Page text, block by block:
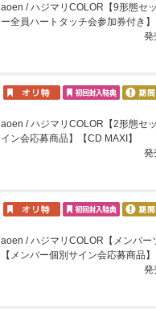
aoen / ハジマリCOLOR【9形態セ
ー全員ハートタッチ会参加券付き】
発
aoen / ハジマリCOLOR【2形態セ
イン会応募商品】【CD MAXI】
発
aoen / ハジマリCOLOR【メンバー
【メンバー個別サイン会応募商品】
発